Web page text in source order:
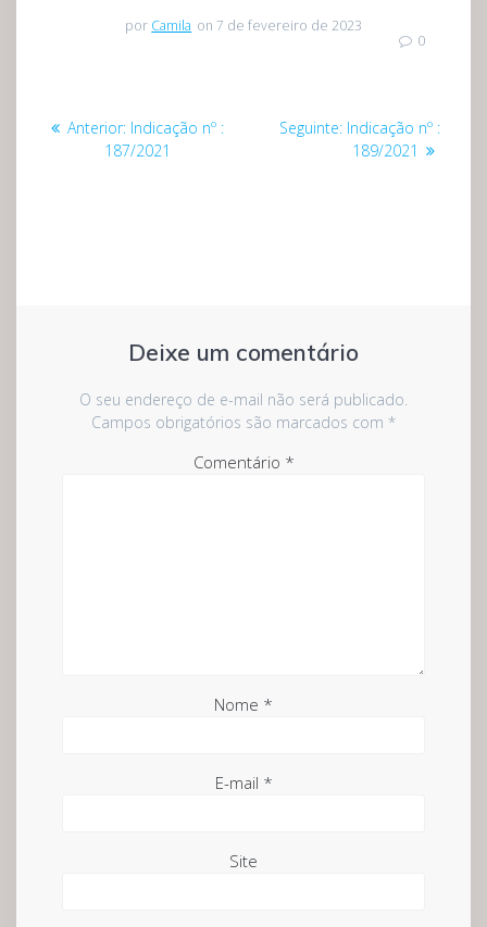
por Camila on 7 de fevereiro de 2023
0
Navegação
Anterior: Post
anterior:
Indicação nº :
187/2021
Seguinte: Post
seguinte:
Indicação nº :
189/2021
Deixe um comentário
O seu endereço de e-mail não será publicado.
Campos obrigatórios são marcados com *
Comentário *
Nome *
E-mail *
Site